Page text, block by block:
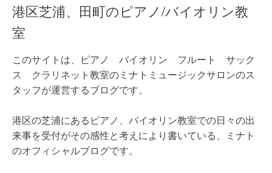
港区芝浦、田町のピアノ/バイオリン教
室
このサイトは、ピアノ バイオリン フルート サック
ス クラリネット教室のミナトミュージックサロンのス
タッフが運営するブログです。
港区の芝浦にあるピアノ、バイオリン教室での日々の出
来事を受付がその感性と考えにより書いている、ミナト
のオフィシャルブログです。